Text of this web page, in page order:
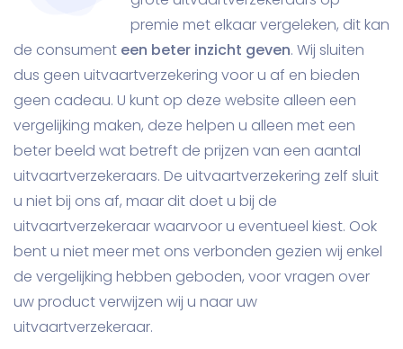
premie met elkaar vergeleken, dit kan
de consument een beter inzicht geven. Wij sluiten
dus geen uitvaartverzekering voor u af en bieden
geen cadeau. U kunt op deze website alleen een
vergelijking maken, deze helpen u alleen met een
beter beeld wat betreft de prijzen van een aantal
uitvaartverzekeraars. De uitvaartverzekering zelf sluit
u niet bij ons af, maar dit doet u bij de
uitvaartverzekeraar waarvoor u eventueel kiest. Ook
bent u niet meer met ons verbonden gezien wij enkel
de vergelijking hebben geboden, voor vragen over
uw product verwijzen wij u naar uw
uitvaartverzekeraar.